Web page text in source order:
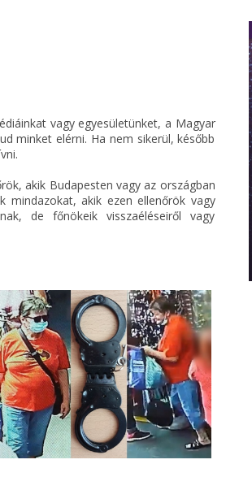
vagy egyesületünket, a Magyar
minket elérni. Ha nem sikerül, később
akik Budapesten vagy az országban
mindazokat, akik ezen ellenőrök vagy
de főnökeik visszaéléseiről vagy